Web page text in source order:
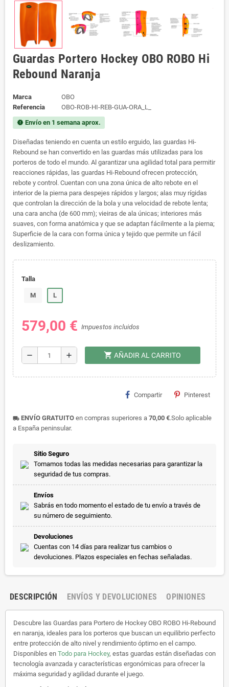
Guardas Portero Hockey OBO ROBO Hi
Rebound Naranja
Marca
OBO
Referencia
OBO-ROB-HI-REB-GUA-ORA_L_
new_releases Envío en 1 semana aprox.
Diseñadas teniendo en cuenta un estilo erguido, las guardas Hi-
Rebound se han convertido en las guardas más utilizadas para los
porteros de todo el mundo. Al garantizar una agilidad total para permitir
reacciones rápidas, las guardas Hi-Rebound ofrecen protección,
rebote y control. Cuentan con una zona única de alto rebote en el
interior de la pierna para despejes rápidos y largos; alas muy rígidas
que controlan la dirección de la bola y una velocidad de rebote lenta;
una cara ancha (de 600 mm); vieiras de ala únicas; interiores más
suaves, con forma anatómica y que se adaptan fácilmente a la pierna;
Superficie de la cara con forma única y tejido que permite un fácil
deslizamiento.
Talla
M L
579,00 € Impuestos incluidos
remove add shopping_cart AÑADIR AL CARRITO
Compartir Pinterest
local_shipping ENVÍO GRATUITO en compras superiores a 70,00 €.Solo aplicable
a España peninsular.
Sitio Seguro
Tomamos todas las medidas necesarias para garantizar la
seguridad de tus compras.
Envíos
Sabrás en todo momento el estado de tu envío a través de
su número de seguimiento.
Devoluciones
Cuentas con 14 días para realizar tus cambios o
devoluciones. Plazos especiales en fechas señaladas.
DESCRIPCIÓN ENVÍOS Y DEVOLUCIONES OPINIONES
Descubre las Guardas para Portero de Hockey OBO ROBO Hi-Rebound
en naranja, ideales para los porteros que buscan un equilibrio perfecto
entre protección de alto nivel y rendimiento óptimo en el campo.
Disponibles en Todo para Hockey, estas guardas están diseñadas con
tecnología avanzada y características ergonómicas para ofrecer la
máxima seguridad y agilidad durante el juego.